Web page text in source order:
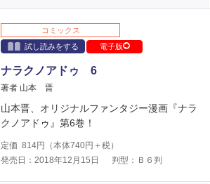
コミックス
試し読みをする
電子版
ナラクノアドゥ 6
著者 山本 晋
山本晋、オリジナルファンタジー漫画『ナラ
クノアドゥ』第6巻！
定価 814円（本体740円＋税）
発売日：2018年12月15日
判型：Ｂ６判